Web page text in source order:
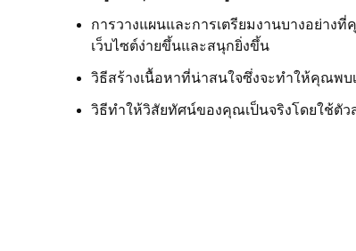
บทเรียนที่ 10 (จาก 23)
แก้ไขข้อความในส่วนหัวเว็บไซต์ + การต
บทเรียนที่ 11 (จาก 23)
การวางแผนและการเตรียมงานบางอย่าง
เว็บไซต์ง่ายขึ้นและสนุกยิ่งขึ้น
วิธีสร้างเนื้อหาที่น่าสนใจซึ่งจะทำให้คุณพบ
วิธีทำให้วิสัยทัศน์ของคุณเป็นจริงโดยใช้ตัว